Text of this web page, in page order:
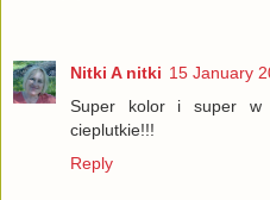
Nitki A nitki 15 January
Super kolor i super w
cieplutkie!!!
Reply